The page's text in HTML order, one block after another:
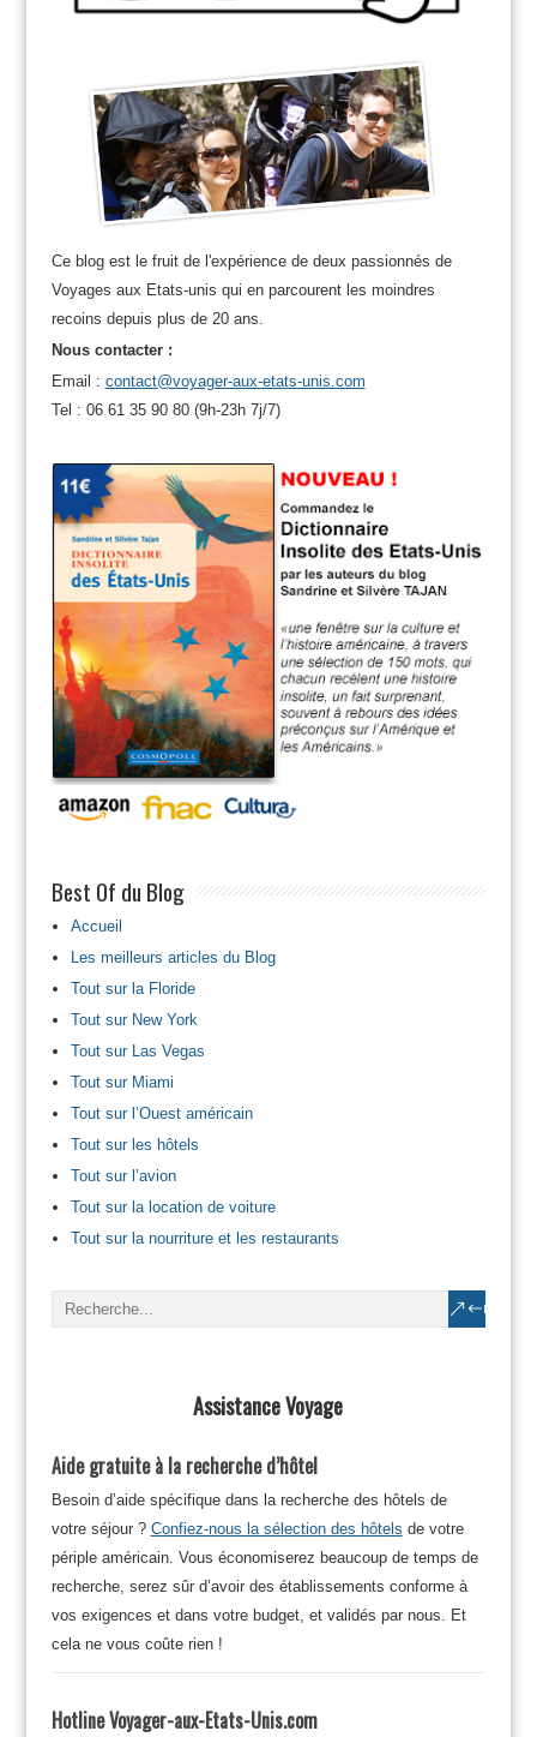
Ce blog est le fruit de l'expérience de deux passionnés de
Voyages aux Etats-unis qui en parcourent les moindres
recoins depuis plus de 20 ans.
Nous contacter :
Email : contact@voyager-aux-etats-unis.com
Tel : 06 61 35 90 80 (9h-23h 7j/7)
Best Of du Blog
Accueil
Les meilleurs articles du Blog
Tout sur la Floride
Tout sur New York
Tout sur Las Vegas
Tout sur Miami
Tout sur l’Ouest américain
Tout sur les hôtels
Tout sur l’avion
Tout sur la location de voiture
Tout sur la nourriture et les restaurants
Assistance Voyage
Aide gratuite à la recherche d’hôtel
Besoin d’aide spécifique dans la recherche des hôtels de
votre séjour ? Confiez-nous la sélection des hôtels de votre
périple américain. Vous économiserez beaucoup de temps de
recherche, serez sûr d’avoir des établissements conforme à
vos exigences et dans votre budget, et validés par nous. Et
cela ne vous coûte rien !
Hotline Voyager-aux-Etats-Unis.com